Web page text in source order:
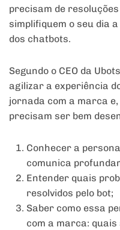
precisam de
simplifiquem o seu dia
dos chatbots.
Segundo o CEO da
agilizar a experiência
jornada com a marca
precisam ser bem
Conhecer a
comunica
Entender quais
resolvidos pelo bot;
Saber como essa
com a marca: